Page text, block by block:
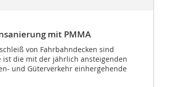
mit PMMA
von Fahrbahndecken sind
ist die mit der jährlich ansteigenden
und Güterverkehr einhergehende